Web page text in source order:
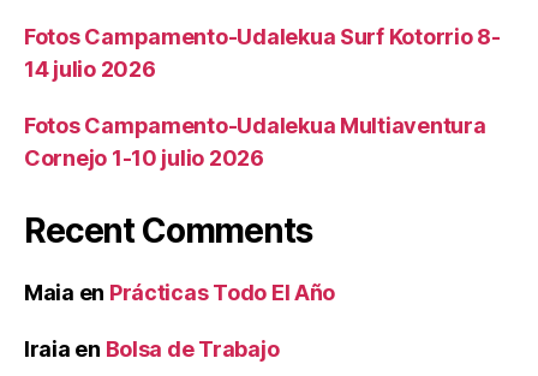
Fotos Campamento-Udalekua Surf Kotorrio 8-
14 julio 2026
Fotos Campamento-Udalekua Multiaventura
Cornejo 1-10 julio 2026
Recent Comments
Maia en Prácticas Todo El Año
Iraia en Bolsa de Trabajo